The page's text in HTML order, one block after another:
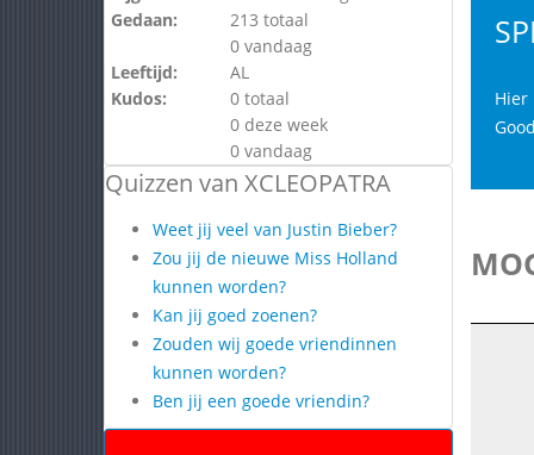
Gedaan:
213 totaal
0 vandaag
Leeftijd:
AL
Kudos:
0 totaal
0 deze week
0 vandaag
Quizzen van XCLEOPATRA
Weet jij veel van Justin Bieber?
Zou jij de nieuwe Miss Holland
kunnen worden?
Kan jij goed zoenen?
Zouden wij goede vriendinnen
kunnen worden?
Ben jij een goede vriendin?
Hier